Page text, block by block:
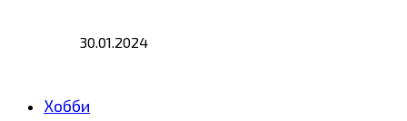
30.01.2024
Хобби